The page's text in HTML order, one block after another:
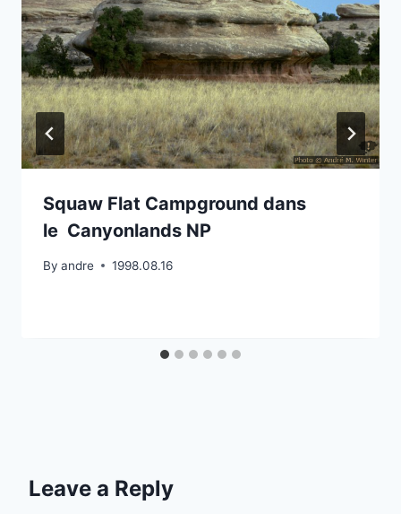
Squaw Flat Campground dans
le Canyonlands NP
By andre 1998.08.16
Leave a Reply